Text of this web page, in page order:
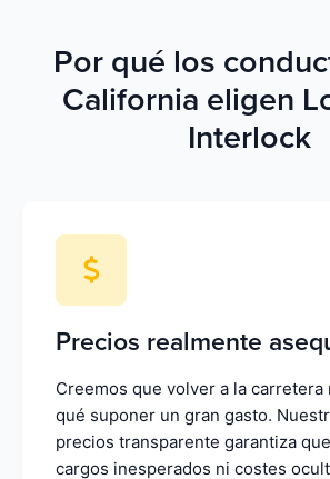
Por qué los
California eligen
Interlock
Precios realmente
Creemos que volver a la
qué suponer un gran gasto.
precios transparente garantiza
cargos inesperados ni costes